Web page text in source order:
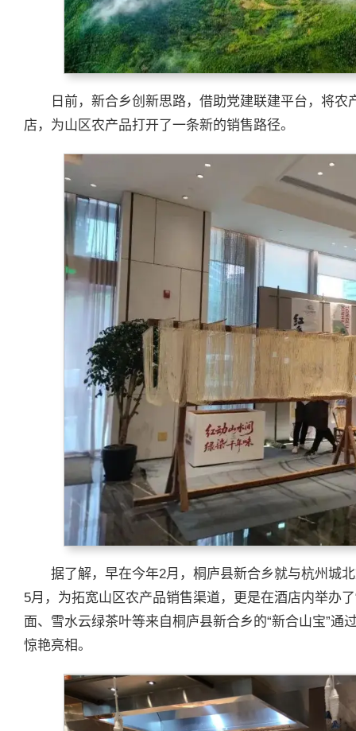
日前，新合乡创新思路，借助党建联建平台，将农
店，为山区农产品打开了一条新的销售路径。
据了解，早在今年2月，桐庐县新合乡就与杭州城
5月，为拓宽山区农产品销售渠道，更是在酒店内举办
面、雪水云绿茶叶等来自桐庐县新合乡的“新合山宝”通
惊艳亮相。